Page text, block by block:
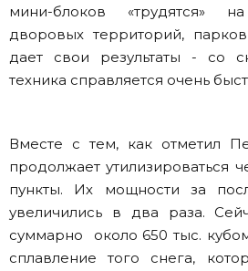
мини-блоков «трудятся»
дворовых территорий,
дает свои результаты - со
техника справляется очень
Вместе с тем, как отметил
продолжает утилизироваться
пункты. Их мощности за
увеличились в два раза.
суммарно около 650 тыс.
сплавление того снега,